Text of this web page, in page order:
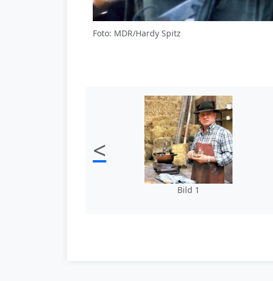
Foto: MDR/Hardy Spitz
<
Bild 1